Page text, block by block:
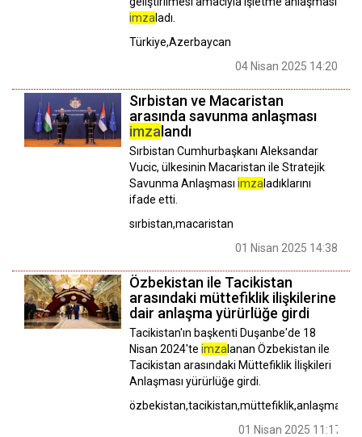
imza ladı.
Türkiye,Azerbaycan
04 Nisan 2025 14:20
Sırbistan ve Macaristan
arasında savunma anlaşması
imza landı
Sırbistan Cumhurbaşkanı Aleksandar
Vucic, ülkesinin Macaristan ile Stratejik
Savunma Anlaşması imza ladıklarını
ifade etti.
sırbistan,macaristan
01 Nisan 2025 14:38
Özbekistan ile Tacikistan
arasındaki müttefiklik ilişkilerine
dair anlaşma yürürlüğe girdi
Tacikistan'ın başkenti Duşanbe'de 18
Nisan 2024'te imza lanan Özbekistan ile
Tacikistan arasındaki Müttefiklik İlişkileri
Anlaşması yürürlüğe girdi.
özbekistan,tacikistan,müttefiklik,anlaşma
01 Nisan 2025 11:17